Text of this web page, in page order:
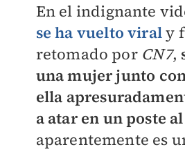
En el indignante
se ha vuelto viraly
retomado por CN7,
una mujer junto
ella
a atar en un poste
aparentemente es